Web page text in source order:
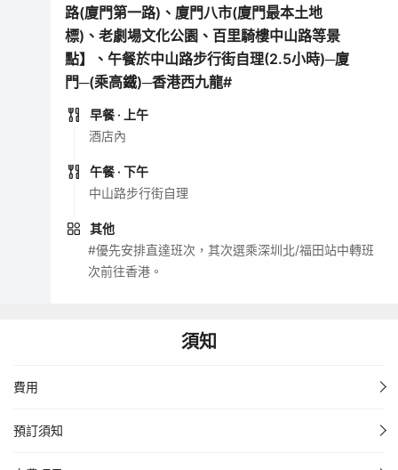
路(廈門第一路)、廈門八市(廈門最本土地
標)、老劇場文化公園、百里騎樓中山路等景
點】、午餐於中山路步行街自理(2.5小時)─廈
門─(乘高鐵)─香港西九龍#
早餐 · 上午
酒店內
午餐 · 下午
中山路步行街自理
其他
#優先安排直達班次，其次選乘深圳北/福田站中轉班
次前往香港。
須知
費用
預訂須知